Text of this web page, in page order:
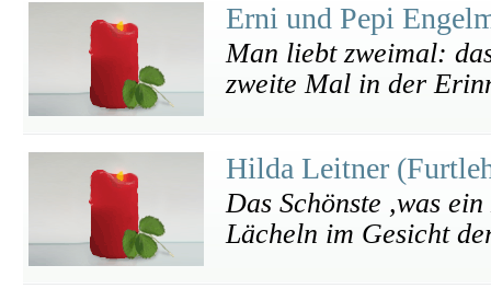
Erni und Pepi
Man liebt zweimal:
zweite Mal in der
Hilda Leitner
Das Schönste ,was
Lächeln im Gesicht